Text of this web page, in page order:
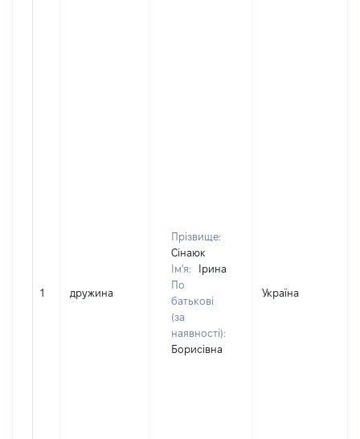
1 дружина
Прізвище:
Сінаюк
Ім'я:
Ірина
По
батькові
(за
наявності):
Борисівна
Україна